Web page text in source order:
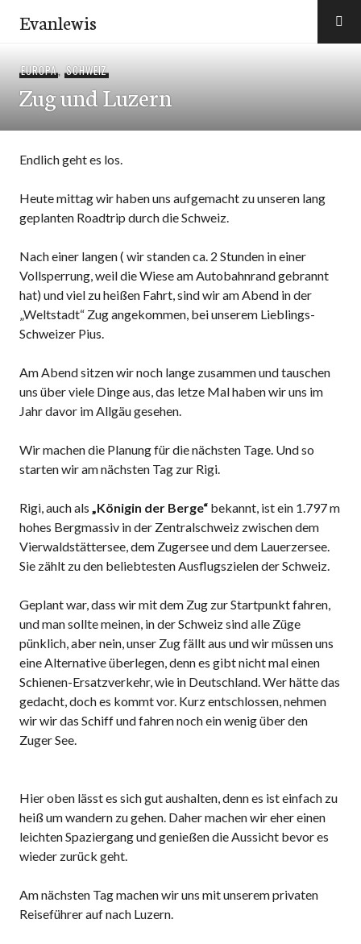
InhaltEvanlewis
EUROPA, SCHWEIZ
Zug und Luzern
Endlich geht es los.
Heute mittag wir haben uns aufgemacht zu unseren lang
geplanten Roadtrip durch die Schweiz.
Nach einer langen ( wir standen ca. 2 Stunden in einer
Vollsperrung, weil die Wiese am Autobahnrand gebrannt
hat) und viel zu heißen Fahrt, sind wir am Abend in der
„Weltstadt“ Zug angekommen, bei unserem Lieblings-
Schweizer Pius.
Am Abend sitzen wir noch lange zusammen und tauschen
uns über viele Dinge aus, das letze Mal haben wir uns im
Jahr davor im Allgäu gesehen.
Wir machen die Planung für die nächsten Tage. Und so
starten wir am nächsten Tag zur Rigi.
Rigi, auch als „Königin der Berge“ bekannt, ist ein 1.797 m
hohes Bergmassiv in der Zentralschweiz zwischen dem
Vierwaldstättersee, dem Zugersee und dem Lauerzersee.
Sie zählt zu den beliebtesten Ausflugszielen der Schweiz.
Geplant war, dass wir mit dem Zug zur Startpunkt fahren,
und man sollte meinen, in der Schweiz sind alle Züge
pünklich, aber nein, unser Zug fällt aus und wir müssen uns
eine Alternative überlegen, denn es gibt nicht mal einen
Schienen-Ersatzverkehr, wie in Deutschland. Wer hätte das
gedacht, doch es kommt vor. Kurz entschlossen, nehmen
wir wir das Schiff und fahren noch ein wenig über den
Zuger See.
Hier oben lässt es sich gut aushalten, denn es ist einfach zu
heiß um wandern zu gehen. Daher machen wir eher einen
leichten Spaziergang und genießen die Aussicht bevor es
wieder zurück geht.
Am nächsten Tag machen wir uns mit unserem privaten
Reiseführer auf nach Luzern.